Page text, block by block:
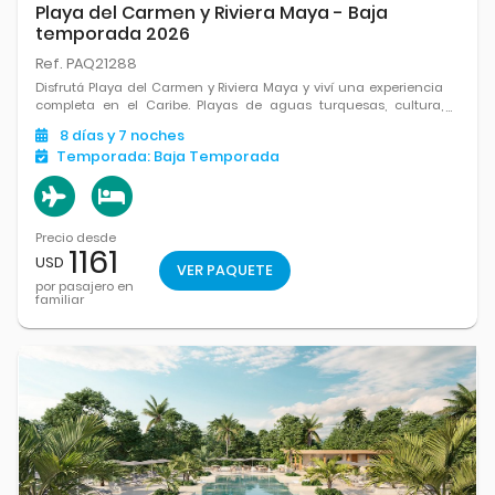
Playa del Carmen y Riviera Maya - Baja
temporada 2026
Ref. PAQ21288
Disfrutá Playa del Carmen y Riviera Maya y viví una experiencia
completa en el Caribe. Playas de aguas turquesas, cultura,
excursiones y el equilibrio perfecto entre relax, aventura y
diversión en cada rincón.
8 díasy 7 noches
Temporada: Baja Temporada
Precio desde
USD 1161
por pasajero en
familiar
VER PAQUETE